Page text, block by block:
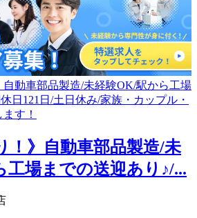
！》自動車部品製造/未
工場までの送迎あり♪/...